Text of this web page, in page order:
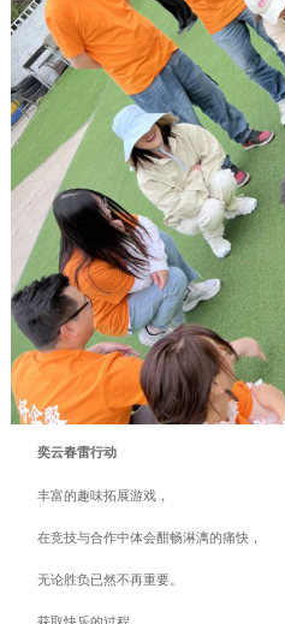
奕云春雷行动
丰富的趣味拓展游戏，
在竞技与合作中体会酣畅淋漓的痛快，
无论胜负已然不再重要。